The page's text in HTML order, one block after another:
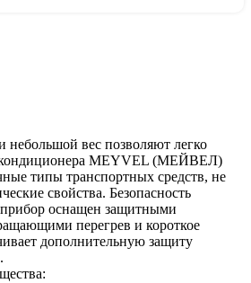
небольшой вес позволяют легко
кондиционера MEYVEL (МЕЙВЕЛ)
типы транспортных средств, не
свойства. Безопасность
прибор оснащен защитными
перегрев и короткое
дополнительную защиту